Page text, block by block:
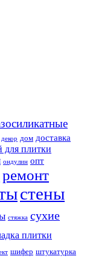
декор дом доставка
для плитки
ондулин опт
ремонт
стены
стяжка сухие
плитки
шифер штукатурка